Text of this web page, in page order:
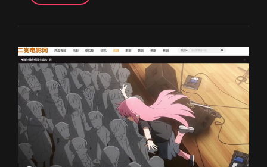
语
到
十
回
目
–
2020
年
代
最